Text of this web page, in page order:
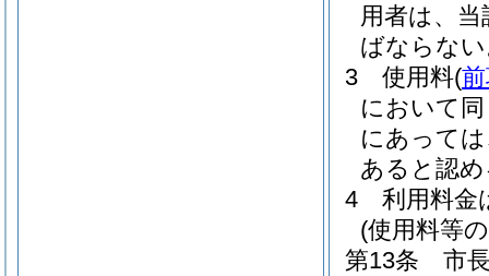
用者は、当
ばならな
3
使用料(
において
にあって
あると認
4
利用料金
(使用料等
第13条
市